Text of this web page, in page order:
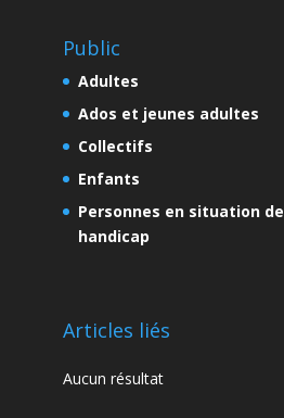
Public
Adultes
Ados et jeunes adultes
Collectifs
Enfants
Personnes en situation de
handicap
Articles liés
Aucun résultat